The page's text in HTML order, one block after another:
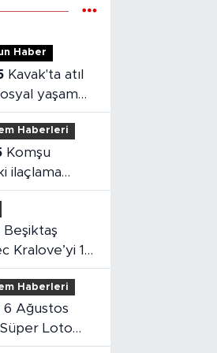
Haber
yaşam
Haberleri
ilaçlama
çocuğun
neden oldu
Kralove’yi 1-
etti
Haberleri
6 Ağustos
Loto
açıklandı